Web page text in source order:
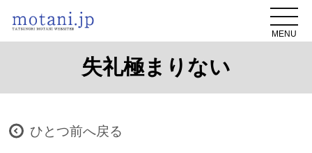
MENU
失礼極まりない
ひとつ前へ戻る